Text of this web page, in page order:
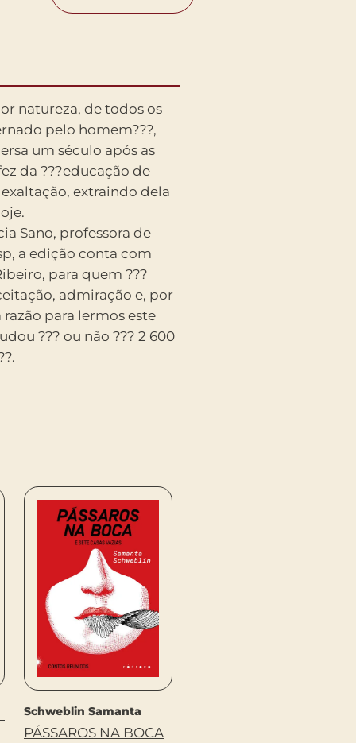
natureza, de todos os
pelo homem???,
um século após as
da ???educação de
extraindo dela
Sano, professora de
a edição conta com
para quem ???
admiração e, por
razão para lermos este
??? ou não ??? 2 600
Schweblin Samanta
PÁSSAROS NA BOCA